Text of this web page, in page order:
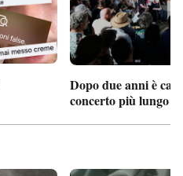
Dopo due anni è
concerto più lungo